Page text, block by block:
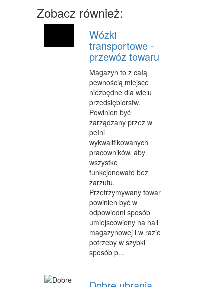
PRZEMYSŁ METALOWY
TRANSPORT
TRANSPORT
CZĘŚCI SAMOCHODOWE
WYNAJEM
USŁUGI MOTORYZACYJNE
SALONY, KOMISY
PUBLIC RELATIONS
AGENCJE REKLAMOWE
MATERIAŁY REKLAMOWE
INNE AGENCJE
GIMNASTYKA
IMPREZY INTEGRACYJNE
BRANŻE
Zobacz również:
Wózki
transportowe -
przewóz towaru
Magazyn to z całą
pewnością miejsce
niezbędne dla wielu
przedsiębiorstw.
Powinien być
zarządzany przez w
pełni
wykwalifikowanych
pracowników, aby
wszystko
funkcjonowało bez
zarzutu.
Przetrzymywany towar
powinien być w
odpowiedni sposób
umiejscowiony na hali
magazynowej i w razie
potrzeby w szybki
sposób p...